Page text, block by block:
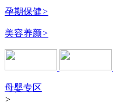
孕期保健>
美容养颜>
母婴专区
>